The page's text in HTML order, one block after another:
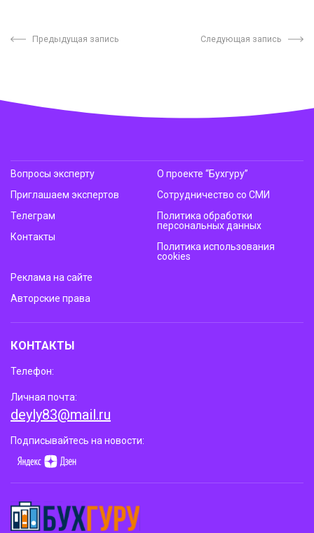
Предыдущая запись Следующая запись
Вопросы эксперту
Приглашаем экспертов
Телеграм
Контакты
О проекте “Бухгуру”
Сотрудничество со СМИ
Политика обработки
персональных данных
Политика использования
cookies
Реклама на сайте
Авторские права
КОНТАКТЫ
Телефон:
Личная почта:
deyly83@mail.ru
Подписывайтесь на новости: